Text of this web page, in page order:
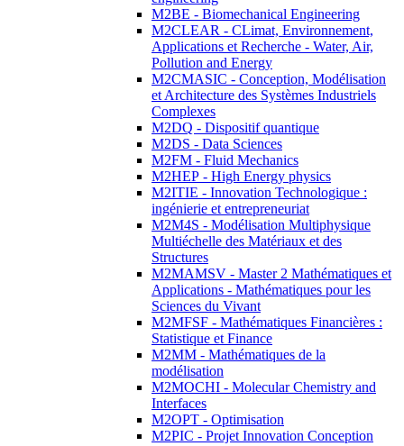
M2BE - Biomechanical Engineering
M2CLEAR - CLimat, Environnement,
Applications et Recherche - Water, Air,
Pollution and Energy
M2CMASIC - Conception, Modélisation
et Architecture des Systèmes Industriels
Complexes
M2DQ - Dispositif quantique
M2DS - Data Sciences
M2FM - Fluid Mechanics
M2HEP - High Energy physics
M2ITIE - Innovation Technologique :
ingénierie et entrepreneuriat
M2M4S - Modélisation Multiphysique
Multiéchelle des Matériaux et des
Structures
M2MAMSV - Master 2 Mathématiques et
Applications - Mathématiques pour les
Sciences du Vivant
M2MFSF - Mathématiques Financières :
Statistique et Finance
M2MM - Mathématiques de la
modélisation
M2MOCHI - Molecular Chemistry and
Interfaces
M2OPT - Optimisation
M2PIC - Projet Innovation Conception